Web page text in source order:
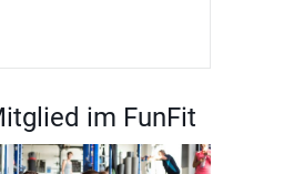
im FunFit